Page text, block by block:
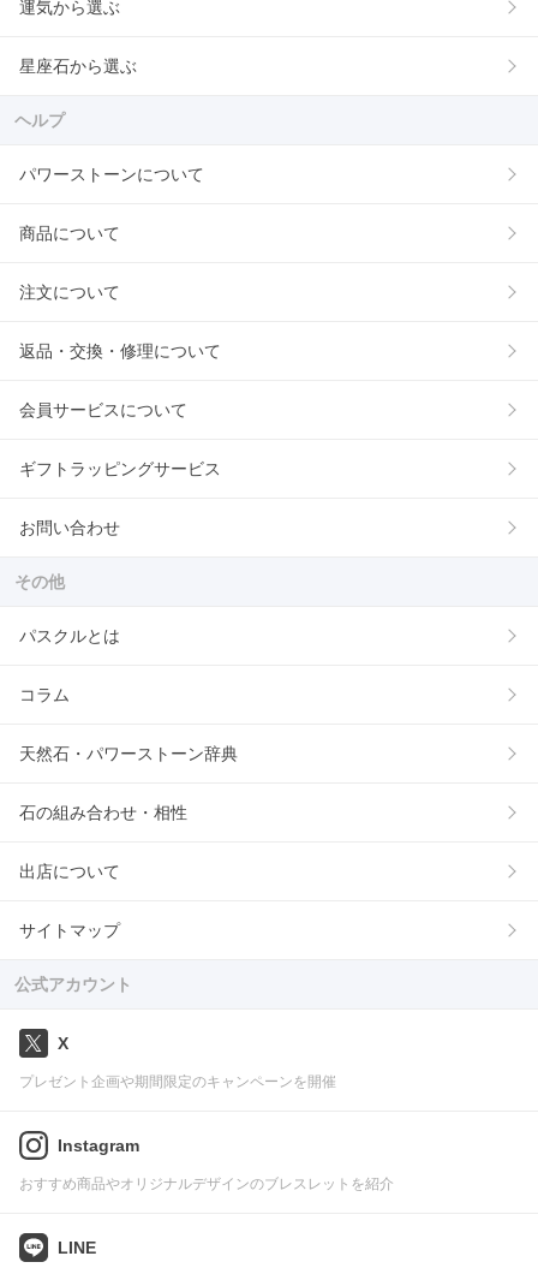
運気から選ぶ
星座石から選ぶ
ヘルプ
パワーストーンについて
商品について
注文について
返品・交換・修理について
会員サービスについて
ギフトラッピングサービス
お問い合わせ
その他
パスクルとは
コラム
天然石・パワーストーン辞典
石の組み合わせ・相性
出店について
サイトマップ
公式アカウント
X
プレゼント企画や期間限定のキャンペーンを開催
Instagram
おすすめ商品やオリジナルデザインのブレスレットを紹介
LINE